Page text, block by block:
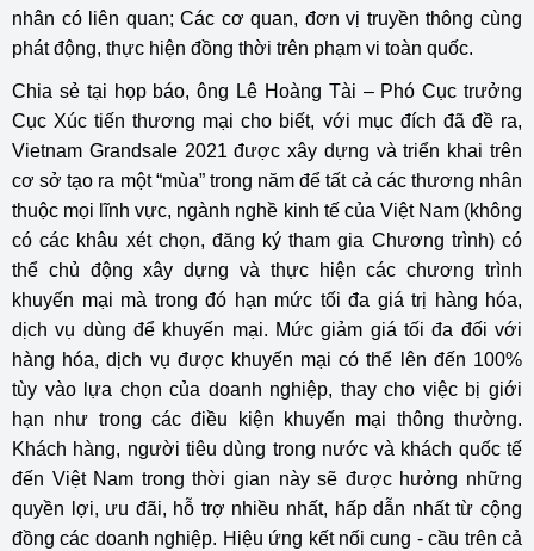
nhân có liên quan; Các cơ quan, đơn vị truyền thông cùng
phát động, thực hiện đồng thời trên phạm vi toàn quốc.
Chia sẻ tại họp báo, ông Lê Hoàng Tài – Phó Cục trưởng
Cục Xúc tiến thương mại cho biết, với mục đích đã đề ra,
Vietnam Grandsale 2021 được xây dựng và triển khai trên
cơ sở tạo ra một “mùa” trong năm để tất cả các thương nhân
thuộc mọi lĩnh vực, ngành nghề kinh tế của Việt Nam (không
có các khâu xét chọn, đăng ký tham gia Chương trình) có
thể chủ động xây dựng và thực hiện các chương trình
khuyến mại mà trong đó hạn mức tối đa giá trị hàng hóa,
dịch vụ dùng để khuyến mại. Mức giảm giá tối đa đối với
hàng hóa, dịch vụ được khuyến mại có thể lên đến 100%
tùy vào lựa chọn của doanh nghiệp, thay cho việc bị giới
hạn như trong các điều kiện khuyến mại thông thường.
Khách hàng, người tiêu dùng trong nước và khách quốc tế
đến Việt Nam trong thời gian này sẽ được hưởng những
quyền lợi, ưu đãi, hỗ trợ nhiều nhất, hấp dẫn nhất từ cộng
đồng các doanh nghiệp. Hiệu ứng kết nối cung - cầu trên cả